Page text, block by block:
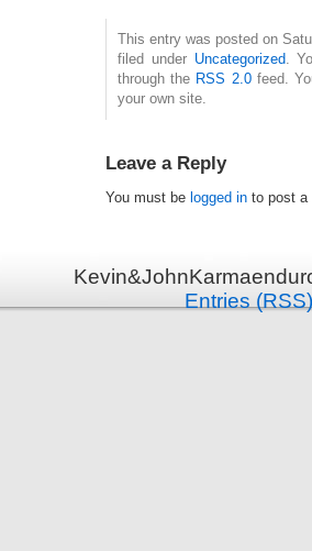
This entry was posted on
filed under Uncategorized.
through the RSS 2.0feed.
your own site.
Leave a Reply
You must be logged in to post a
Entries (RSS)